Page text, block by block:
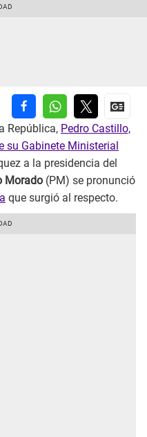
República, Pedro Castillo,
su Gabinete Ministerial
a la presidencia del
Morado (PM) se pronunció
que surgió al respecto.